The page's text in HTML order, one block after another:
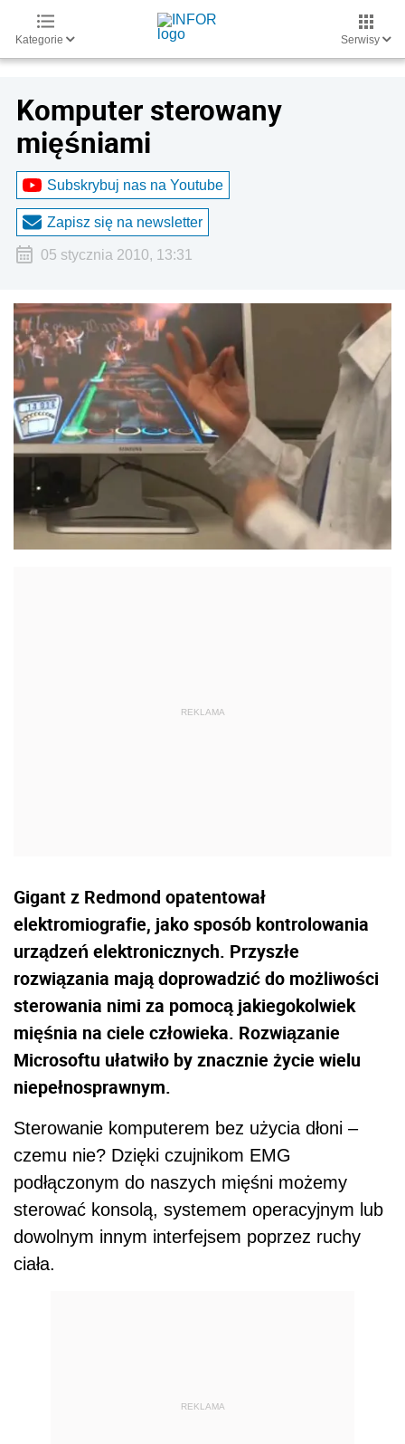
Kategorie Serwisy
Komputer sterowany
mięśniami
Subskrybuj nas na Youtube
Zapisz się na newsletter
05 stycznia 2010, 13:31
Gigant z Redmond opatentował
elektromiografie, jako sposób kontrolowania
urządzeń elektronicznych. Przyszłe
rozwiązania mają doprowadzić do możliwości
sterowania nimi za pomocą jakiegokolwiek
mięśnia na ciele człowieka. Rozwiązanie
Microsoftu ułatwiło by znacznie życie wielu
niepełnosprawnym.
Sterowanie komputerem bez użycia dłoni –
czemu nie? Dzięki czujnikom EMG
podłączonym do naszych mięśni możemy
sterować konsolą, systemem operacyjnym lub
dowolnym innym interfejsem poprzez ruchy
ciała.
REKLAMA